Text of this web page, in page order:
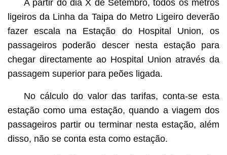
A partir do dia X de Setembro, todos os metros
ligeiros da Linha da Taipa do Metro Ligeiro deverão
fazer escala na Estação do Hospital Union, os
passageiros poderão descer nesta estação para
chegar directamente ao Hospital Union através da
passagem superior para peões ligada.
No cálculo do valor das tarifas, conta-se esta
estação como uma estação, quando a viagem dos
passageiros partir ou terminar nesta estação, além
disso, não se conta esta como estação.